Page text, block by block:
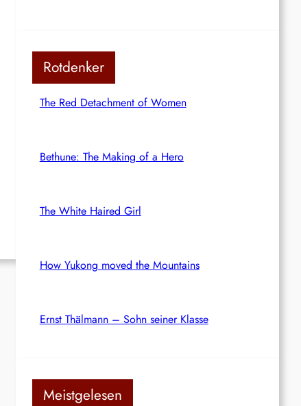
Rotdenker
The Red Detachment of Women
Bethune: The Making of a Hero
The White Haired Girl
How Yukong moved the Mountains
Ernst Thälmann – Sohn seiner Klasse
Meistgelesen